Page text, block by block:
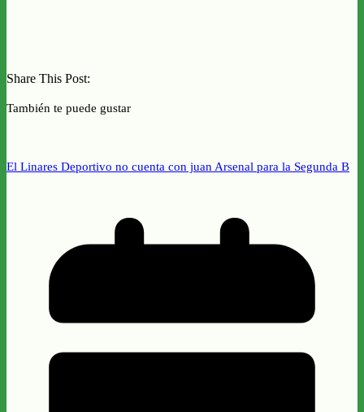
Share This Post:
También te puede gustar
El Linares Deportivo no cuenta con juan Arsenal para la Segunda B